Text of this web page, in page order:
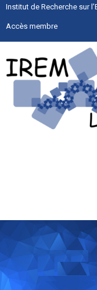
Institut de Recherche sur
Accès membre